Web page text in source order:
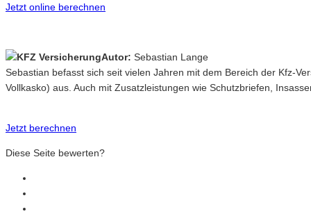
Jetzt online berechnen
Autor: Sebastian Lange
Sebastian befasst sich seit vielen Jahren mit dem Bereich der Kfz-
Vollkasko) aus. Auch mit Zusatzleistungen wie Schutzbriefen,
Jetzt berechnen
Diese Seite bewerten?